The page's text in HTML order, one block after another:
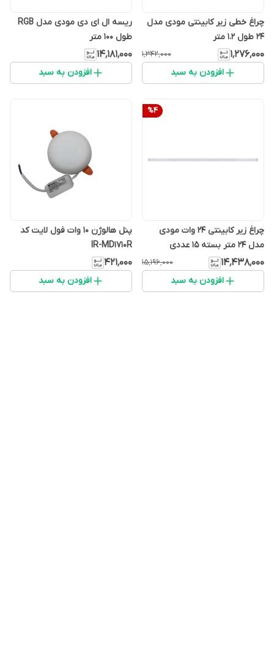
چراغ خطی زیر کابینتی مودی مدل
24 طول 1.2 متر
۱٬۲۷۶٬۰۰۰ ۱٬۳۴۲٬۰۰۰
افزودن به سبد
ریسه ال ای دی مودی مدل RGB
طول 100 متر
۱۴٬۱۸۱٬۰۰۰
افزودن به سبد
%4
چراغ زیر کابینتی 24 وات مودی
مدل 24 متر بسته 15 عددی
۱۴٬۴۳۸٬۰۰۰ ۱۵٬۱۹۶٬۰۰۰
افزودن به سبد
پنل هالوژن 10 وات فول لایت کد
IR-MD1710R
۴۲۱٬۰۰۰
افزودن به سبد